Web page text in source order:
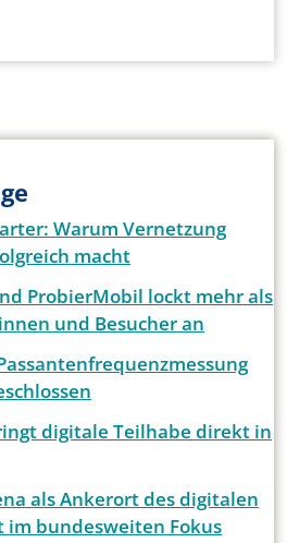
Warum Vernetzung
macht
ProbierMobil lockt mehr als
und Besucher an
digitale Teilhabe direkt in
als Ankerort des digitalen
im bundesweiten Fokus